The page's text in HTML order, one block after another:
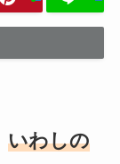
いわしの